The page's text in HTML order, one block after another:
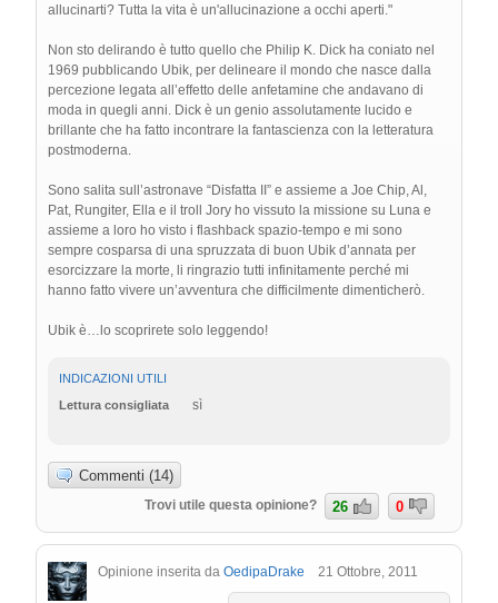
allucinarti? Tutta la vita è un'allucinazione a occhi aperti."
Non sto delirando è tutto quello che Philip K. Dick ha coniato nel
1969 pubblicando Ubik, per delineare il mondo che nasce dalla
percezione legata all’effetto delle anfetamine che andavano di
moda in quegli anni. Dick è un genio assolutamente lucido e
brillante che ha fatto incontrare la fantascienza con la letteratura
postmoderna.
Sono salita sull’astronave “Disfatta II” e assieme a Joe Chip, Al,
Pat, Rungiter, Ella e il troll Jory ho vissuto la missione su Luna e
assieme a loro ho visto i flashback spazio-tempo e mi sono
sempre cosparsa di una spruzzata di buon Ubik d’annata per
esorcizzare la morte, li ringrazio tutti infinitamente perché mi
hanno fatto vivere un’avventura che difficilmente dimenticherò.
Ubik è…lo scoprirete solo leggendo!
INDICAZIONI UTILI
Lettura consigliata
sì
Commenti (14)
Trovi utile questa opinione? 26 0
Opinione inserita da OedipaDrake 21 Ottobre, 2011